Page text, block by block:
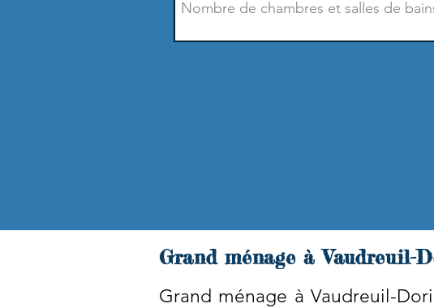
Grand ménage à Vaudreuil-
Grand ménage à Vaudreuil-